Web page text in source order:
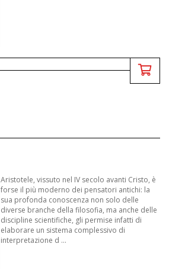
Aristotele, vissuto nel IV secolo avanti Cristo, è
forse il più moderno dei pensatori antichi: la
sua profonda conoscenza non solo delle
diverse branche della filosofia, ma anche delle
discipline scientifiche, gli permise infatti di
elaborare un sistema complessivo di
interpretazione d ...